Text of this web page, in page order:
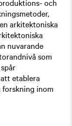
och
arkitektoniska
nuvarande
som
etablera
inom